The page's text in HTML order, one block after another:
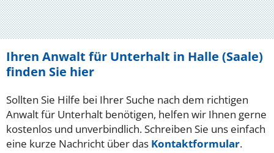
Ihren Anwalt für Unterhalt in Halle (Saale)
finden Sie hier
Sollten Sie Hilfe bei Ihrer Suche nach dem richtigen
Anwalt für Unterhalt benötigen, helfen wir Ihnen gerne
kostenlos und unverbindlich. Schreiben Sie uns einfach
eine kurze Nachricht über das Kontaktformular.